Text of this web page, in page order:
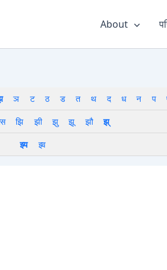
About
ञ ट ठ ड त थ द ध न प
झि झी झु झू झौ
झ्
झ्य
झ्व